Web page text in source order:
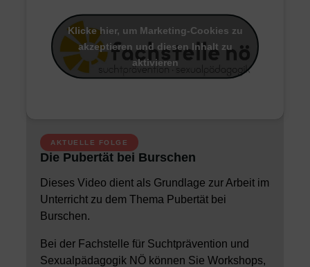
Klicke hier, um Marketing-Cookies zu
akzeptieren und diesen Inhalt zu
aktivieren
AKTUELLE FOLGE
Die Pubertät bei Burschen
Dieses Video dient als Grundlage zur Arbeit im
Unterricht zu dem Thema Pubertät bei
Burschen.
Bei der Fachstelle für Suchtprävention und
Sexualpädagogik NÖ können Sie Workshops,